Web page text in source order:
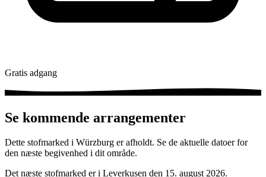
Gratis adgang
Se kommende arrangementer
Dette stofmarked i Würzburg er afholdt. Se de aktuelle datoer for
den næste begivenhed i dit område.
Det næste stofmarked er i Leverkusen den 15. august 2026.